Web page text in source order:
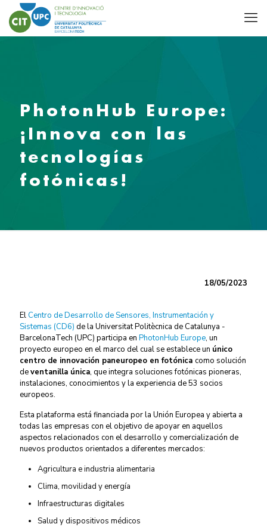
PhotonHub Europe:
¡Innova con las
tecnologías
fotónicas!
18/05/2023
El Centro de Desarrollo de Sensores, Instrumentación y
Sistemas (CD6) de la Universitat Politècnica de Catalunya -
BarcelonaTech (UPC) participa en PhotonHub Europe, un
proyecto europeo en el marco del cual se establece un único
centro de innovación paneuropeo en fotónica como solución
deventanilla única, que integra soluciones fotónicas pioneras,
instalaciones, conocimientos y la experiencia de 53 socios
europeos.
Esta plataforma está financiada por la Unión Europea y abierta a
todas las empresas con el objetivo de apoyar en aquellos
aspectos relacionados con el desarrollo y comercialización de
nuevos productos orientados a diferentes mercados:
Agricultura e industria alimentaria
Clima, movilidad y energía
Infraestructuras digitales
Salud y dispositivos médicos